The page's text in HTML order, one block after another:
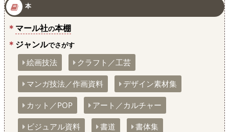
本
マール社の本棚
ジャンルでさがす
絵画技法 クラフト／工芸
マンガ技法／作画資料 デザイン素材集
カット／POP アート／カルチャー
ビジュアル資料 書道 書体集